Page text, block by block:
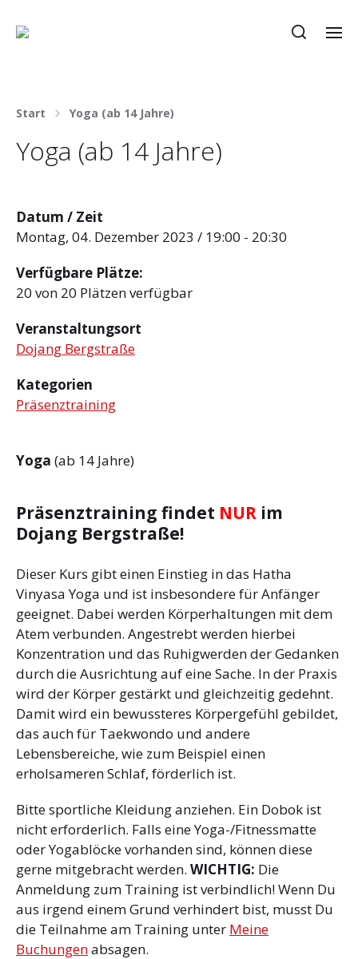
Start Yoga (ab 14 Jahre)
Yoga (ab 14 Jahre)
Datum / Zeit
Montag, 04. Dezember 2023 / 19:00 - 20:30
Verfügbare Plätze:
20 von 20 Plätzen verfügbar
Veranstaltungsort
Dojang Bergstraße
Kategorien
Präsenztraining
Yoga (ab 14 Jahre)
Präsenztraining findet NUR im
Dojang Bergstraße!
Dieser Kurs gibt einen Einstieg in das Hatha
Vinyasa Yoga und ist insbesondere für Anfänger
geeignet. Dabei werden Körperhaltungen mit dem
Atem verbunden. Angestrebt werden hierbei
Konzentration und das Ruhigwerden der Gedanken
durch die Ausrichtung auf eine Sache. In der Praxis
wird der Körper gestärkt und gleichzeitig gedehnt.
Damit wird ein bewussteres Körpergefühl gebildet,
das auch für Taekwondo und andere
Lebensbereiche, wie zum Beispiel einen
erholsameren Schlaf, förderlich ist.
Bitte sportliche Kleidung anziehen. Ein Dobok ist
nicht erforderlich. Falls eine Yoga-/Fitnessmatte
oder Yogablöcke vorhanden sind, können diese
gerne mitgebracht werden. WICHTIG: Die
Anmeldung zum Training ist verbindlich! Wenn Du
aus irgend einem Grund verhindert bist, musst Du
die Teilnahme am Training unter Meine
Buchungenabsagen.